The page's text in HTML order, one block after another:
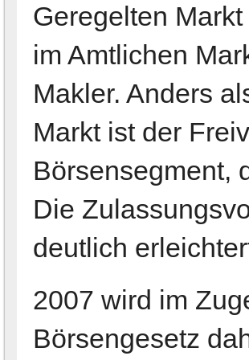
Geregelten
im Amtlichen
Makler. Anders
Markt ist der
Börsensegment,
Die
deutlich
2007 wird im
Börsengesetz